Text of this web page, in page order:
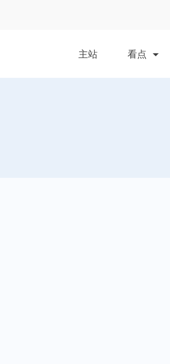
主站 看点